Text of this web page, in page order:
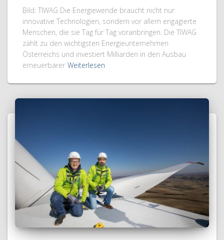
Bild: TIWAG Die Energiewende braucht nicht nur
innovative Technologien, sondern vor allem engagierte
Menschen, die sie Tag für Tag voranbringen. Die TIWAG
zählt zu den wichtigsten Energieunternehmen
Österreichs und investiert Milliarden in den Ausbau
erneuerbarer Weiterlesen